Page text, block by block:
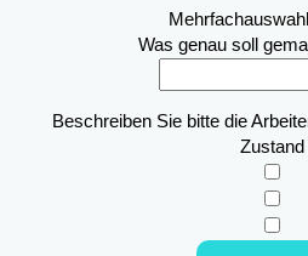
Was genau soll
Beschreiben Sie bitte die
Zustand